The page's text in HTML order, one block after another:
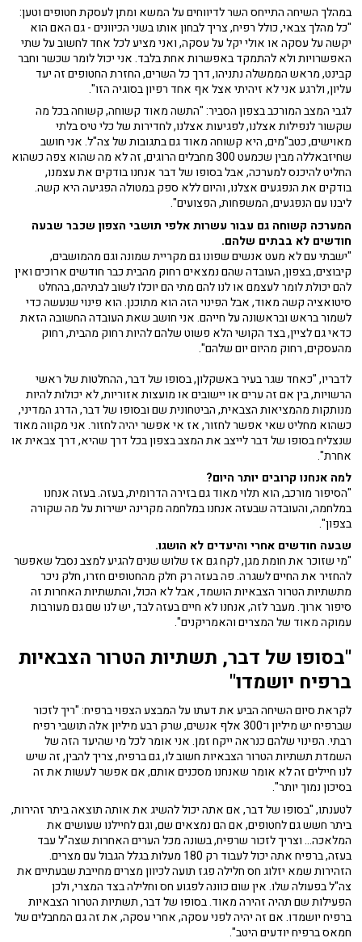
במהלך השיחה התייחס השר לדיווחים על המשא ומתן לעסקת חטופים וטען:
"כל מהלך צבאי, כולל רפיח, צריך לבחון אותו בשני הכיוונים - גם האם הוא
יקשה על עסקה או אולי יקל על עסקה, ואני מציע לכל אחד לחשוב על שתי
האפשרויות ולא להתמקד באפשרות אחת בלבד. אני יכול לומר שכשר וחבר
קבינט, מראש הממשלה נתניהו, דרך כל השרים, החזרת החטופים זה יעד
עליון, ולרגע אני לא זיהיתי אצל אף אחד רפיון בסוגיה הזו".
לגבי המצב המורכב בצפון הסביר: "התשה מאוד קשוחה, קשוחה בכל מה
שקשור לנפילות אצלנו, לפגיעות אצלנו, לחדירות של כלי טיס בלתי
מאוישים, כטב"מים, היא קשוחה מאוד גם בתגובות של צה"ל. אני חושב
שחיזבאללה מבין שכמעט 300 מחבלים הרוגים, זה לא מה שהוא צפה כשהוא
החליט להיכנס למערכה, אבל בסופו של דבר אנחנו בודקים את עצמנו,
בודקים את הנפגעים אצלנו, והיום ללא ספק במטולה הפגיעה היא קשה.
ליבנו עם הנפגעים, המשפחות, הפצועים".
המערכה קשוחה גם עבור עשרות אלפי תושבי הצפון שכבר שבעה
חודשים לא בבתים שלהם.
"ישבתי עם לא מעט אנשים שפונו גם מקריית שמונה וגם מהמושבים,
קיבוצים, בצפון, העובדה שהם נמצאים רחוק מהבית כבר חודשים ארוכים ואין
להם יכולת לומר לעצמם או לנו להם מתי הם יוכלו לשוב לבתיהם, בהחלט
סיטואציה קשה מאוד, אבל הפינוי הזה הוא מתוכנן. הוא פינוי שנעשה כדי
לשמור בראש ובראשונה על חייהם. אני חושב שאת העובדה החשובה הזאת
כדאי גם לציין, בצד הקושי הלא פשוט שלהם להיות רחוק מהבית, רחוק
מהעסקים, רחוק מהיום יום שלהם".
לדבריו, "כאחד שגר בעיר באשקלון, בסופו של דבר, ההחלטות של ראשי
הרשויות, בין אם זה ערים או יישובים או מועצות אזוריות, לא יכולות להיות
מנותקות מהמציאות הצבאית, הביטחונית שם ובסופו של דבר, הדרג המדיני,
כשהוא מחליט שאי אפשר לחזור, אז אי אפשר יהיה לחזור. אני מקווה מאוד
שנצליח בסופו של דבר לייצב את המצב בצפון בכל דרך שהיא, דרך צבאית או
אחרת".
למה אנחנו קרובים יותר היום?
"הסיפור מורכב, הוא תלוי מאוד גם בזירה הדרומית, בעזה. בעזה אנחנו
במלחמה, והעובדה שבעזה אנחנו במלחמה מקרינה ישירות על מה שקורה
בצפון".
שבעה חודשים אחרי והיעדים לא הושגו.
"מי שזוכר את חומת מגן, לקח גם אז שלוש שנים להגיע למצב נסבל שאפשר
להחזיר את החיים לשגרה. פה בעזה רק חלק מהחטופים חזרו, חלק ניכר
מתשתיות הטרור הצבאיות הושמד, אבל לא הכול, והתשתיות האחרות זה
סיפור ארוך. מעבר לזה, אנחנו לא חיים בעזה לבד, יש לנו שם גם מעורבות
עמוקה מאוד של המצרים והאמריקנים".
"בסופו של דבר, תשתיות הטרור הצבאיות
ברפיח יושמדו"
לקראת סיום השיחה הביע את דעתו על המבצע הצפוי ברפיח: "ריך לזכור
שברפיח יש מיליון ו־300 אלף אנשים, שרק רבע מיליון אלה תושבי רפיח
רבתי. הפינוי שלהם כנראה ייקח זמן. אני אומר לכל מי שהיעד הזה של
השמדת תשתיות הטרור הצבאיות חשוב לו, גם ברפיח, צריך להבין, זה שיש
לנו חיילים זה לא אומר שאנחנו מסכנים אותם, אם אפשר לעשות את זה
בסיכון נמוך יותר".
לטענתו, "בסופו של דבר, אם אתה יכול להשיג את אותה תוצאה ביתר זהירות,
ביתר חשש גם לחטופים, אם הם נמצאים שם, וגם לחיילנו שעושים את
המלאכה... וצריך לזכור שרפיח, בשונה מכל הערים האחרות שצה"ל עבד
בעזה, ברפיח אתה יכול לעבוד רק 180 מעלות בגלל הגבול עם מצרים.
הזהירות שמא יזלוג חס חלילה פגז תועה לכיוון מצרים מחייבת שבעתיים את
צה"ל בפעולה שלו. אין שום כוונה לפגוע חס וחלילה בצד המצרי, ולכן
הפעילות שם תהיה זהירה מאוד. בסופו של דבר, תשתיות הטרור הצבאיות
ברפיח יושמדו. אם זה יהיה לפני עסקה, אחרי עסקה, את זה גם המחבלים של
חמאס ברפיח יודעים היטב".